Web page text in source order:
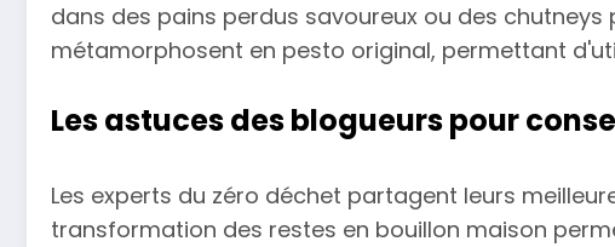
dans des pains perdus savoureux ou des chutneys
métamorphosent en pesto original, permettant
Les astuces des blogueurs pour
Les experts du zéro déchet partagent leurs
transformation des restes en bouillon maison